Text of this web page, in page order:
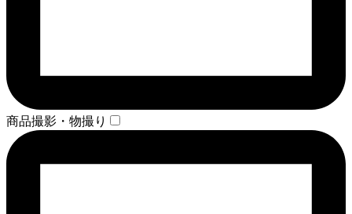
商品撮影・物撮り